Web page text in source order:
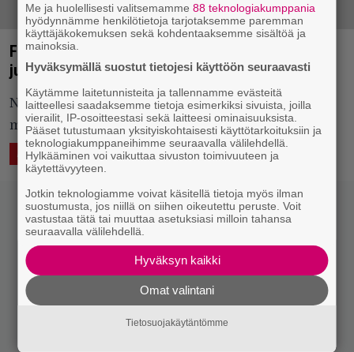
Festivaalikausi on pian taas käsillä: Nummirock
julkisti ensimmäiset ensi vuoden esiintyjänsä
Nummirockissa reippaillaan ensi vuonna muun
muassa norjalais- ja kreikkalaisvoimin.
ASIAA 5.11.2017 20:22 Anssi Eriksson
Me ja huolellisesti valitsemamme88 teknologiakumppania
hyödynnämme henkilötietoja tarjotaksemme paremman
käyttäjäkokemuksen sekä kohdentaaksemme sisältöä ja
mainoksia.
Hyväksymällä suostut tietojesi käyttöön seuraavasti
Käytämme laitetunnisteita ja tallennamme evästeitä
laitteellesi saadaksemme tietoja esimerkiksi sivuista, joilla
vierailit, IP-osoitteestasi sekä laitteesi ominaisuuksista.
Pääset tutustumaan yksityiskohtaisesti käyttötarkoituksiin ja
teknologiakumppaneihimme seuraavalla välilehdellä.
Hylkääminen voi vaikuttaa sivuston toimivuuteen ja
käytettävyyteen.
Jotkin teknologiamme voivat käsitellä tietoja myös ilman
suostumusta, jos niillä on siihen oikeutettu peruste. Voit
vastustaa tätä tai muuttaa asetuksiasi milloin tahansa
seuraavalla välilehdellä.
Hyväksyn kaikki
Omat valintani
Tietosuojakäytäntömme